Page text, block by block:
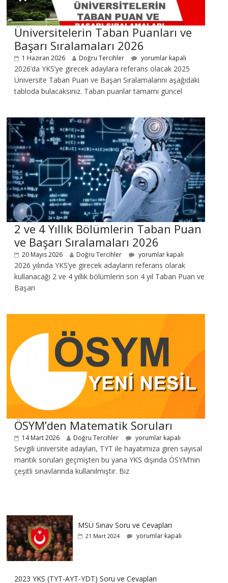
Üniversitelerin Taban Puanları ve
Başarı Sıralamaları 2026
1 Haziran 2026 Doğru Tercihler yorumlar kapalı
2026’da YKS’ye girecek adaylara referans olacak 2025
Üniversite Taban Puan ve Başarı Sıralamalarını aşağıdaki
tabloda bulacaksınız. Taban puanlar tamamı güncel
2 ve 4 Yıllık Bölümlerin Taban Puan
ve Başarı Sıralamaları 2026
20 Mayıs 2026 Doğru Tercihler yorumlar kapalı
2026 yılında YKS’ye girecek adayların referans olarak
kullanacağı 2 ve 4 yıllık bölümlerin son 4 yıl Taban Puan ve
Başarı
ÖSYM’den Matematik Soruları
14 Mart 2026 Doğru Tercihler yorumlar kapalı
Sevgili üniversite adayları, TYT ile hayatımıza giren sayısal
mantık soruları geçmişten bu yana YKS dışında ÖSYM’nin
çeşitli sınavlarında kullanılmıştır. Biz
MSÜ Sınav Soru ve Cevapları
21 Mart 2024 yorumlar kapalı
2023 YKS (TYT-AYT-YDT) Soru ve Cevapları